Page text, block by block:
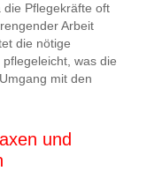
die Pflegekräfte oft
Arbeit
die nötige
was die
mit den
und